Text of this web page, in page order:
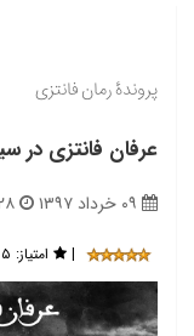
پروندۀ رمان فانتزی
عرفان فانتزی در
۰۹ خرداد ۱۳۹۷
| امتیاز: ۵ با ۱ رای